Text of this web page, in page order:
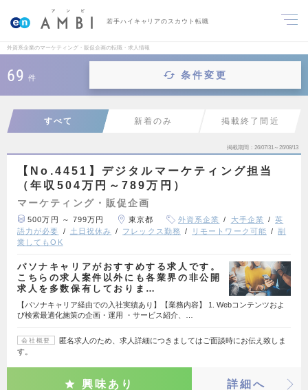
若手ハイキャリアのスカウト転職
外資系企業のマーケティング・販促企画の転職・求人情報
69 件 条件変更
すべて 新着のみ 掲載終了間近
掲載期間 26/07/31～26/08/13
【No.4451】デジタルマーケティング担当
（年収504万円～789万円）
マーケティング・販促企画
500万円 ～ 799万円 東京都 外資系企業 大手企業
英
語力が必要
土日祝休み フレックス勤務 リモートワーク可能
副
業してもOK
パソナキャリアがおすすめする求人です。
こちらの求人案件以外にも各業界の非公開
求人を多数保有しておりま…
【パソナキャリア経由での入社実績あり】【業務内容】 1. Webコンテンツおよ
び検索最適化施策の企画・運用 ・サービス紹介、…
会社概要
匿名求人のため、求人詳細につきましてはご面談時にお伝え致しま
す。
興味あり 詳細へ